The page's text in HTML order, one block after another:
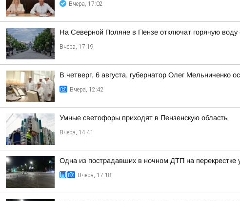
Вчера, 17:02
На Северной Поляне в Пензе отключат горячую воду
Вчера, 17:19
В четверг, 6 августа, губернатор Олег Мельниченко
Вчера, 12:42
Умные светофоры приходят в Пензенскую область
Вчера, 14:41
Одна из пострадавших в ночном ДТП на перекрестке
Вчера, 17:18